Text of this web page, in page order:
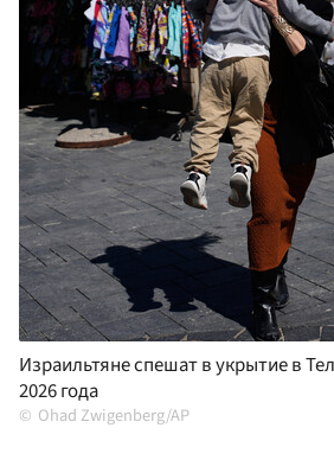
Израильтяне спешат в укрытие в
2026 года
Ohad Zwigenberg/AP